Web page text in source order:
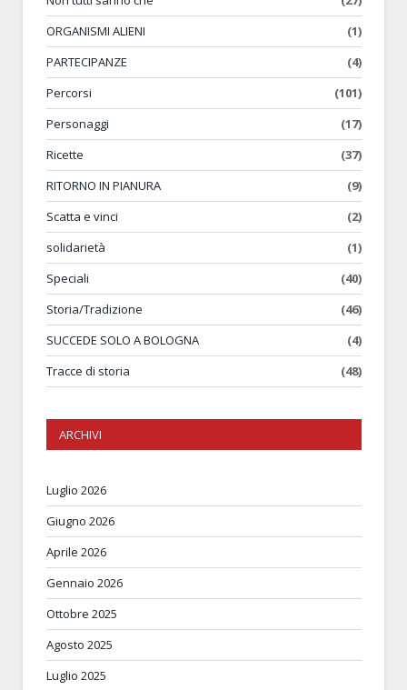
ORGANISMI ALIENI
(1)
PARTECIPANZE
(4)
Percorsi
(101)
Personaggi
(17)
Ricette
(37)
RITORNO IN PIANURA
(9)
Scatta e vinci
(2)
solidarietà
(1)
Speciali
(40)
Storia/Tradizione
(46)
SUCCEDE SOLO A BOLOGNA
(4)
Tracce di storia
(48)
ARCHIVI
Luglio 2026
Giugno 2026
Aprile 2026
Gennaio 2026
Ottobre 2025
Agosto 2025
Luglio 2025